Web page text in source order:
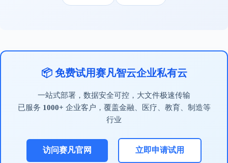
📦 免费试用赛凡智云企业私有云
一站式部署，数据安全可控，大文件极速传输
已服务 1000+ 企业客户，覆盖金融、医疗、教育、制造等
行业
访问赛凡官网 立即申请试用